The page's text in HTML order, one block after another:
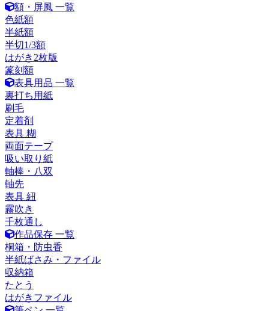
額・屏風 一覧
色紙額
半紙額
半切1/3額
はがき2枚版
篆刻額
表具用品 一覧
裏打ち用紙
刷毛
定着剤
表具 糊
両面テープ
吸い取り紙
軸棒・八双
軸先
表具 紐
霧吹き
千枚通し
作品保存 一覧
桐箱・防虫香
半紙ばさみ・ファイル
収納箱
たとう
はがきファイル